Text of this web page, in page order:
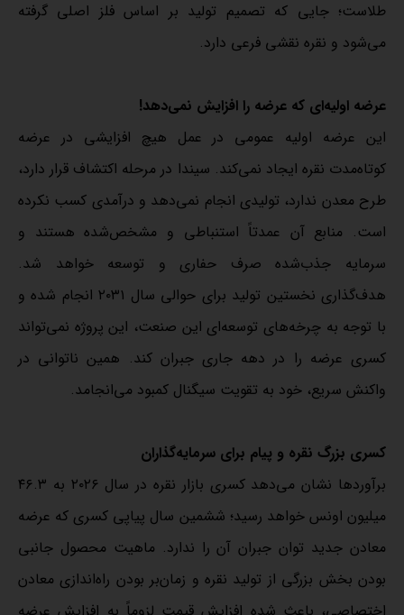
طلاست؛ جایی که تصمیم تولید بر اساس فلز اصلی گرفته
می‌شود و نقره نقشی فرعی دارد.
عرضه اولیه‌ای که عرضه را افزایش نمی‌دهد!
این عرضه اولیه عمومی در عمل هیچ افزایشی در عرضه
کوتاه‌مدت نقره ایجاد نمی‌کند. سیندا در مرحله اکتشاف قرار دارد،
طرح معدن ندارد، تولیدی انجام نمی‌دهد و درآمدی کسب نکرده
است. منابع آن عمدتاً استنباطی و مشخص‌شده هستند و
سرمایه جذب‌شده صرف حفاری و توسعه خواهد شد.
هدف‌گذاری نخستین تولید برای حوالی سال ۲۰۳۱ انجام شده و
با توجه به چرخه‌های توسعه‌ای این صنعت، این پروژه نمی‌تواند
کسری عرضه را در دهه جاری جبران کند. همین ناتوانی در
واکنش سریع، خود به تقویت سیگنال کمبود می‌انجامد.
کسری بزرگ نقره و پیام برای سرمایه‌گذاران
برآوردها نشان می‌دهد کسری بازار نقره در سال ۲۰۲۶ به ۴۶.۳
میلیون اونس خواهد رسید؛ ششمین سال پیاپی کسری که عرضه
معادن جدید توان جبران آن را ندارد. ماهیت محصول جانبی
بودن بخش بزرگی از تولید نقره و زمان‌بر بودن راه‌اندازی معادن